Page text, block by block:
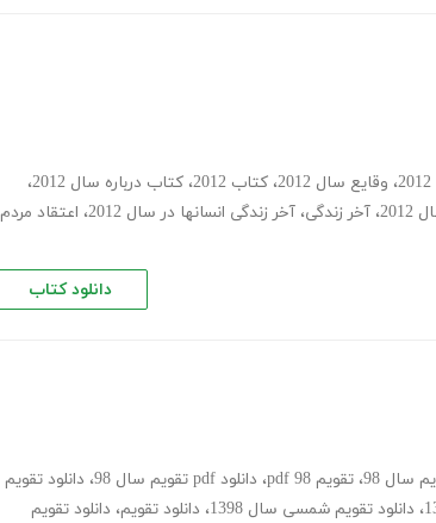
، وقایع سال 2012 ، کتاب 2012 ، کتاب درباره سال 2012
،
، آخر زندگی، آخر زندگی انسانها در سال 2012 ، اعتقاد مردم
دانلود کتاب
سال 98 ، تقویم 98 pdf ، دانلود pdf تقویم سال 98 ، دانلود تقویم
، دانلود تقویم شمسی سال 1398 ، دانلود تقویم، دانلود تقویم